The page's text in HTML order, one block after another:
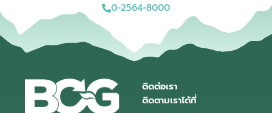
0-2564-8000
ติดต่อเรา
ติดตามเราได้ที่